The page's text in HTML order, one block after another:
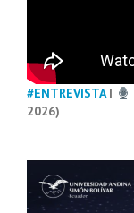
#ENTREVISTA|
2026)